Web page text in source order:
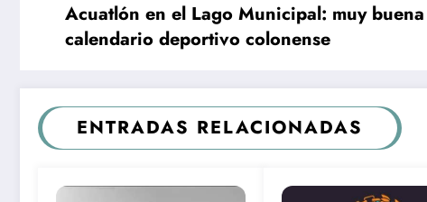
Acuatlón en el Lago Municipal: muy
calendario deportivo colonense
ENTRADAS RELACIONADAS